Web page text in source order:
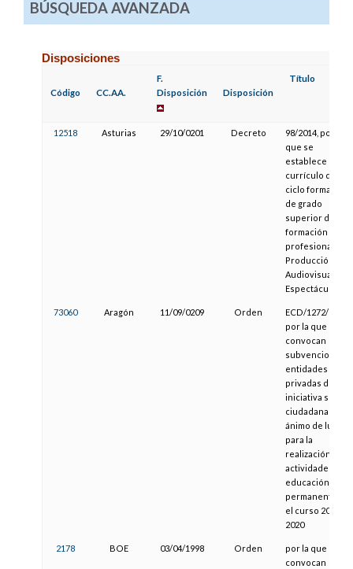
BÚSQUEDA AVANZADA
Disposiciones
Código CC.AA.
F.
Disposición
Disposición
Título
12518 Asturias 29/10/0201 Decreto
98/2014, por el
que se
establece el
currículo del
ciclo formativo
de grado
superior de
formación
profesional en
Producción de
Audiovisuales y
Espectáculos
73060 Aragón 11/09/0209 Orden
ECD/1272/2019,
por la que se
convocan
subvenciones a
entidades
privadas de
iniciativa social
ciudadana sin
ánimo de lucro
para la
realización de
actividades de
educación
permanente en
el curso 2019-
2020
2178 BOE 03/04/1998 Orden
por la que se
convocan